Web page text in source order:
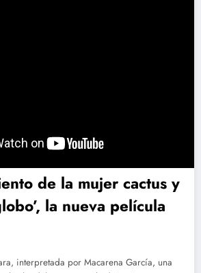
de la mujer cactus y
la nueva película
interpretada por Macarena García, una